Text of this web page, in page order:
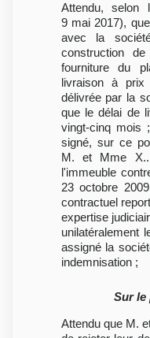
Attendu, selon
9 mai 2017),
avec la
construction
fourniture du
livraison à
délivrée par la
que le délai de
vingt-cinq mois
signé, sur ce
M. et Mme
l'immeuble
23 octobre
contractuel
expertise
unilatéralement
assigné la
indemnisation ;
Sur le
Attendu que M.